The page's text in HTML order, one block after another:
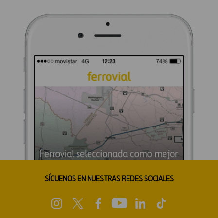
SÍGUENOS EN NUESTRAS REDES SOCIALES